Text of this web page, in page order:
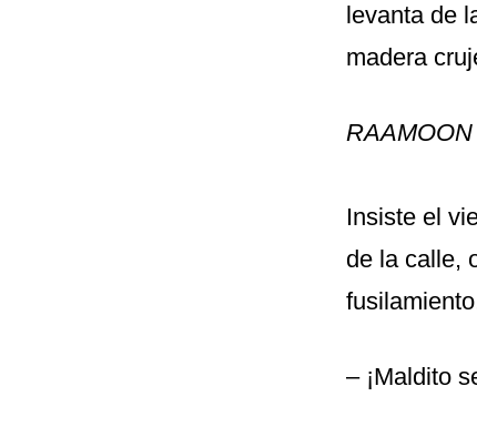
levanta de
madera
RAAMOON
Insiste el
de la calle,
– ¡Maldito